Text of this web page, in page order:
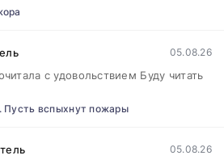
05.08.26
с удовольствием Буду читать
Пусть вспыхнут пожары
05.08.26